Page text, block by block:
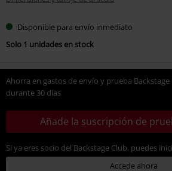
Disponible para envío inmediato
Solo 1 unidades en stock
Ahorra en gastos de envío y prueba Backstage
durante 30 días
Añade la suscripción de
Si ya eres socio del Backstage Club, puedes
Accede ahora